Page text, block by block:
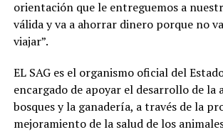
orientación que le entreguemos a
válida y va a ahorrar dinero porque no
viajar”.
EL SAG es el organismo oficial del
encargado de apoyar el desarrollo de la
bosques y la ganadería, a través de la
mejoramiento de la salud de los